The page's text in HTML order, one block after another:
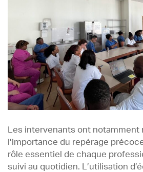
Les intervenants ont notamment
l’importance du repérage
rôle essentiel de chaque
suivi au quotidien. L’utilisation